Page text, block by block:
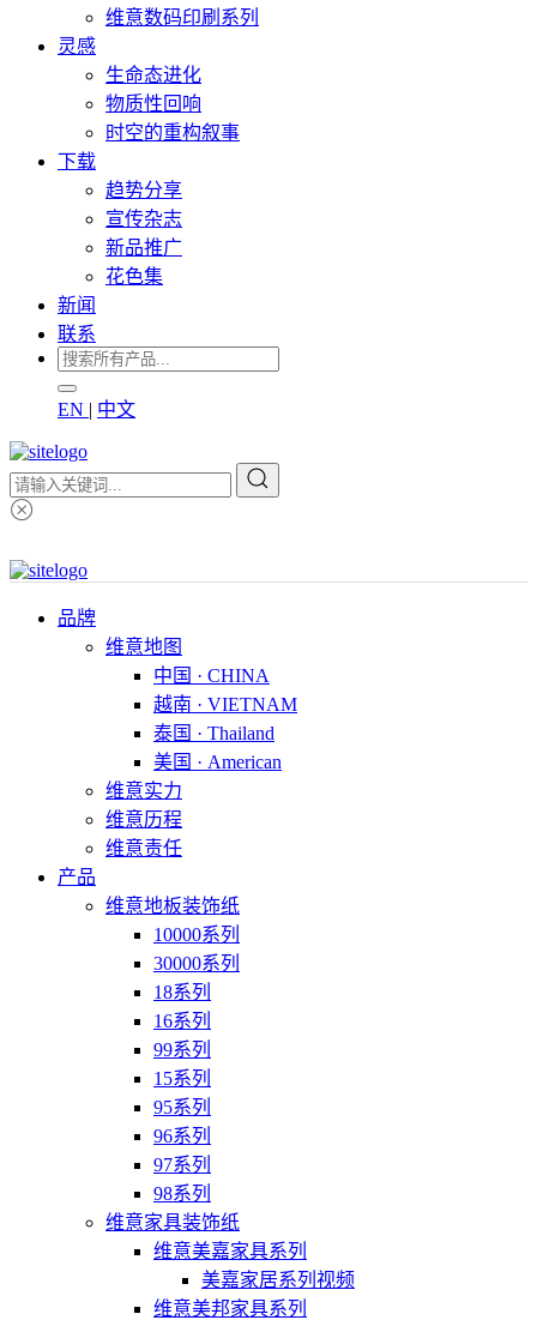
维意数码印刷系列
灵感
生命态进化
物质性回响
时空的重构叙事
下载
趋势分享
宣传杂志
新品推广
花色集
新闻
联系
EN | 中文
品牌
维意地图
中国 · CHINA
越南 · VIETNAM
泰国 · Thailand
美国 · American
维意实力
维意历程
维意责任
产品
维意地板装饰纸
10000系列
30000系列
18系列
16系列
99系列
15系列
95系列
96系列
97系列
98系列
维意家具装饰纸
维意美嘉家具系列
美嘉家居系列视频
维意美邦家具系列